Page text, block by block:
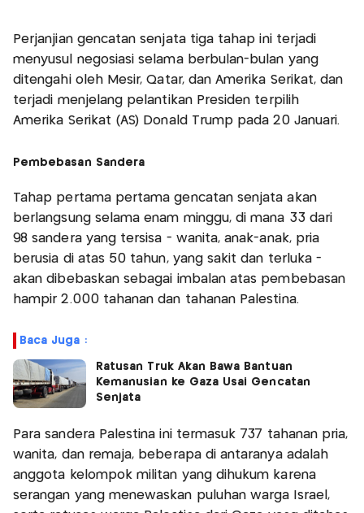
Perjanjian gencatan senjata tiga tahap ini terjadi
menyusul negosiasi selama berbulan-bulan yang
ditengahi oleh Mesir, Qatar, dan Amerika Serikat, dan
terjadi menjelang pelantikan Presiden terpilih
Amerika Serikat (AS) Donald Trump pada 20 Januari.
Pembebasan Sandera
Tahap pertama pertama gencatan senjata akan
berlangsung selama enam minggu, di mana 33 dari
98 sandera yang tersisa - wanita, anak-anak, pria
berusia di atas 50 tahun, yang sakit dan terluka -
akan dibebaskan sebagai imbalan atas pembebasan
hampir 2.000 tahanan dan tahanan Palestina.
Baca Juga :
Ratusan Truk Akan Bawa Bantuan
Kemanusian ke Gaza Usai Gencatan
Senjata
Para sandera Palestina ini termasuk 737 tahanan pria,
wanita, dan remaja, beberapa di antaranya adalah
anggota kelompok militan yang dihukum karena
serangan yang menewaskan puluhan warga Israel,